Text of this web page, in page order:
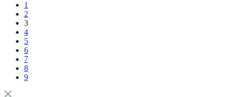
1
2
3
4
5
6
7
8
9